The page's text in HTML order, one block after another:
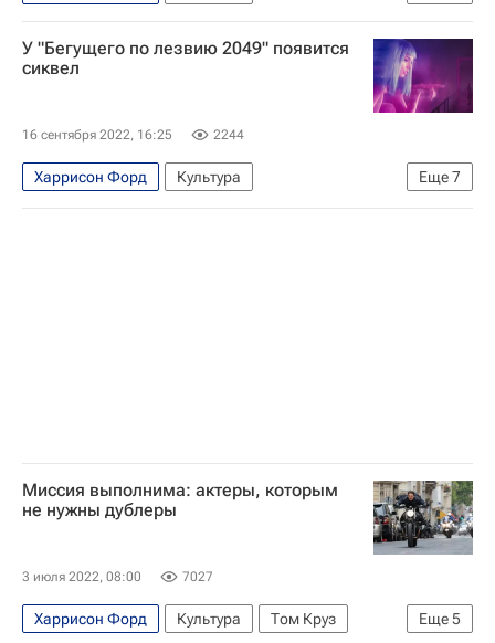
Новости культуры
Знаменитости
звезды
Marvel Comics
Кино
У "Бегущего по лезвию 2049" появится
сиквел
16 сентября 2022, 16:25 2244
Еще7
Харрисон Форд
Культура
Новости культуры
Ридли Скотт
Миссия выполнима: актеры, которым
не нужны дублеры
3 июля 2022, 08:00 7027
Еще5
Харрисон Форд Культура
Том Круз